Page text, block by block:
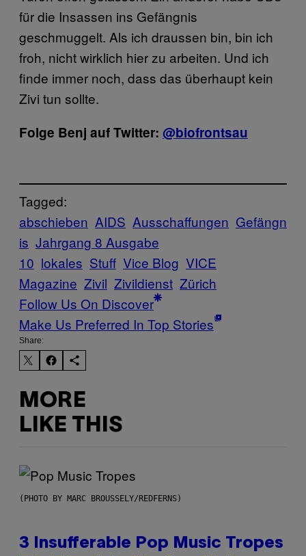
für die Insassen ins Gefängnis
geschmuggelt. Als ich draussen bin, bin ich
froh, nicht wirklich hier zu arbeiten. Und ich
finde immer noch, dass das überhaupt kein
Zivi tun sollte.
Folge Benj auf Twitter: @biofrontsau
Tagged:
abschieben AIDS Ausschaffungen Gefängn
is Jahrgang 8 Ausgabe
10 lokales Stuff Vice Blog VICE
Magazine Zivil Zivildienst Zürich
Follow Us On Discover
Make Us Preferred In Top Stories
Share:
MORE
LIKE THIS
(PHOTO BY MARC BROUSSELY/REDFERNS)
3 Insufferable Pop Music Tropes